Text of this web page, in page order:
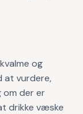
og
at vurdere,
om der er
drikke væske